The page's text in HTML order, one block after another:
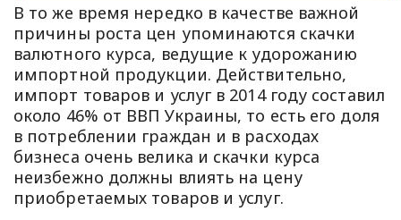
В то же время нередко в качестве важной
причины роста цен упоминаются скачки
валютного курса, ведущие к удорожанию
импортной продукции. Действительно,
импорт товаров и услуг в 2014 году составил
около 46% от ВВП Украины, то есть его доля
в потреблении граждан и в расходах
бизнеса очень велика и скачки курса
неизбежно должны влиять на цену
приобретаемых товаров и услуг.